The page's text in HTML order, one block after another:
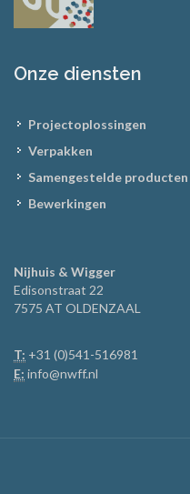
Onze diensten
Projectoplossingen
Verpakken
Samengestelde producten
Bewerkingen
Nijhuis & Wigger
Edisonstraat 22
7575 AT OLDENZAAL
T: +31 (0)541-516981
E: info@nwff.nl